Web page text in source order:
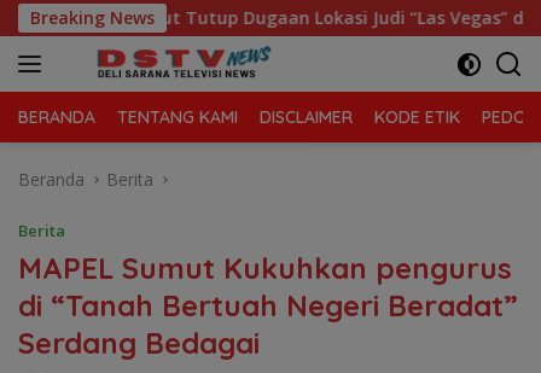
Langsung
ke
konten
Breaking News
Sumut Tutup Dugaan Lokasi Judi “Las Vegas” di
BERANDA TENTANG KAMI DISCLAIMER KODE ETIK
Beranda Berita
Berita
MAPEL Sumut Kukuhkan pengurus
di “Tanah Bertuah Negeri Beradat”
Serdang Bedagai